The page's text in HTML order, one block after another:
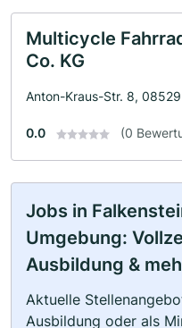
Multicycle
Co. KG
Anton-Kraus-Str. 8,
0.0 (0
Jobs in
Umgebung:
Ausbildung &
Aktuelle
Ausbildung oder als